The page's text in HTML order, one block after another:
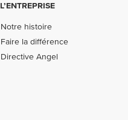
L’ENTREPRISE
Notre histoire
Faire la différence
Directive Angel